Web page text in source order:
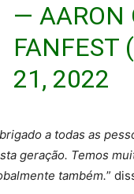
— AARON
FANFEST
21, 2022
a todas as
geração. Temos
também.”